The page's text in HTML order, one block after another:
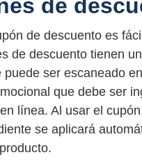
de
de descuento es
de descuento tienen
puede ser escaneado
que debe ser
línea. Al usar el
se aplicará